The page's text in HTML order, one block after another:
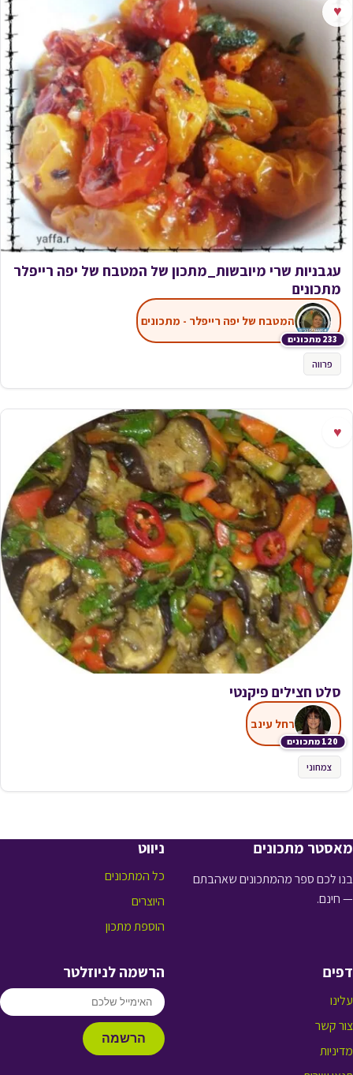
♥
עגבניות שרי מיובשות_מתכון של המטבח של יפה רייפלר
מתכונים
233 מתכונים
המטבח של יפה רייפלר - מתכונים
פרווה
♥
סלט חצילים פיקנטי
120 מתכונים
רחל עינב
צמחוני
מאסטר מתכונים
בנו לכם ספר מהמתכונים שאהבתם
— חינם.
ניווט
כל המתכונים
היוצרים
הוספת מתכון
דפים
עלינו
צור קשר
מדיניות
הרשמה לניוזלטר
הרשמה